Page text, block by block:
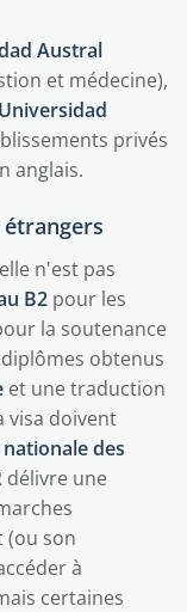
Austral
et médecine),
Universidad
privés
anglais.
n'est pas
B2 pour les
la soutenance
obtenus
et une traduction
visa doivent
des
délivre une
(ou son
à
certaines